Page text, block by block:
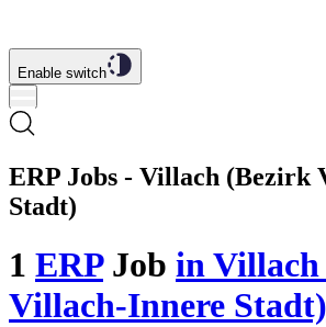
Enable switch
ERP Jobs - Villach (Bezirk
Stadt)
1 ERPJob in
Villach-Innere Stadt)